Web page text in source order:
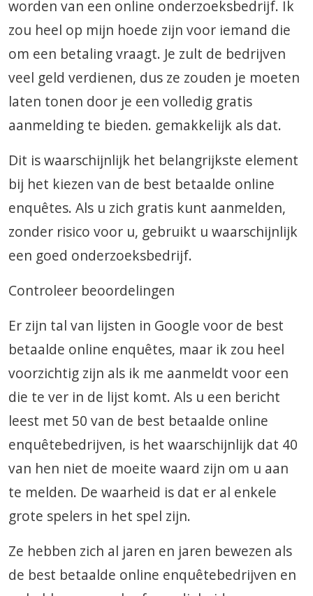
worden van een online onderzoeksbedrijf. Ik
zou heel op mijn hoede zijn voor iemand die
om een ​​betaling vraagt. Je zult de bedrijven
veel geld verdienen, dus ze zouden je moeten
laten tonen door je een volledig gratis
aanmelding te bieden. gemakkelijk als dat.
Dit is waarschijnlijk het belangrijkste element
bij het kiezen van de best betaalde online
enquêtes. Als u zich gratis kunt aanmelden,
zonder risico voor u, gebruikt u waarschijnlijk
een goed onderzoeksbedrijf.
Controleer beoordelingen
Er zijn tal van lijsten in Google voor de best
betaalde online enquêtes, maar ik zou heel
voorzichtig zijn als ik me aanmeldt voor een
die te ver in de lijst komt. Als u een bericht
leest met 50 van de best betaalde online
enquêtebedrijven, is het waarschijnlijk dat 40
van hen niet de moeite waard zijn om u aan
te melden. De waarheid is dat er al enkele
grote spelers in het spel zijn.
Ze hebben zich al jaren en jaren bewezen als
de best betaalde online enquêtebedrijven en